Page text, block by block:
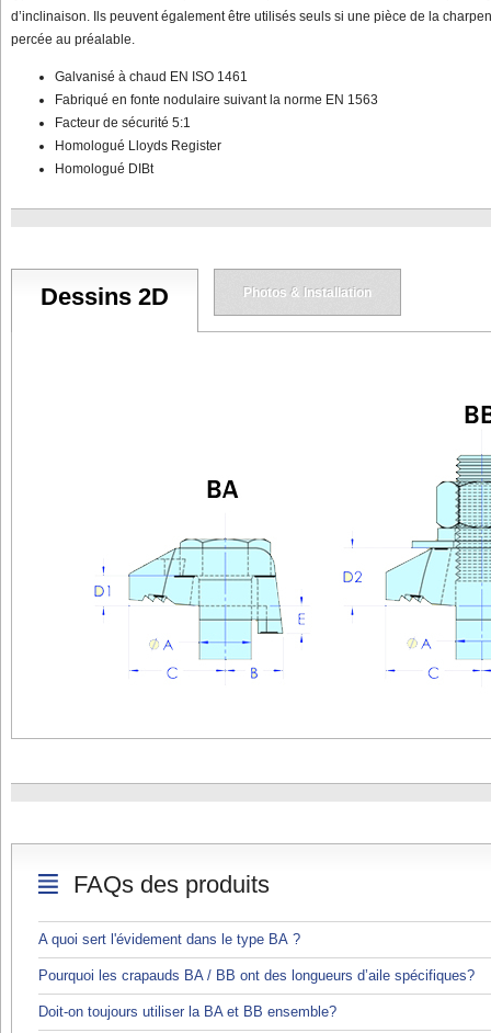
d’inclinaison. Ils peuvent également être utilisés seuls si une pièce de la
percée au préalable.
Galvanisé à chaud EN ISO 1461
Fabriqué en fonte nodulaire suivant la norme EN 1563
Facteur de sécurité 5:1
Homologué Lloyds Register
Homologué DIBt
Dessins 2D Photos & Installation
FAQs des produits
A quoi sert l'évidement dans le type BA ?
Pourquoi les crapauds BA / BB ont des longueurs d’aile spécifiques?
Doit-on toujours utiliser la BA et BB ensemble?